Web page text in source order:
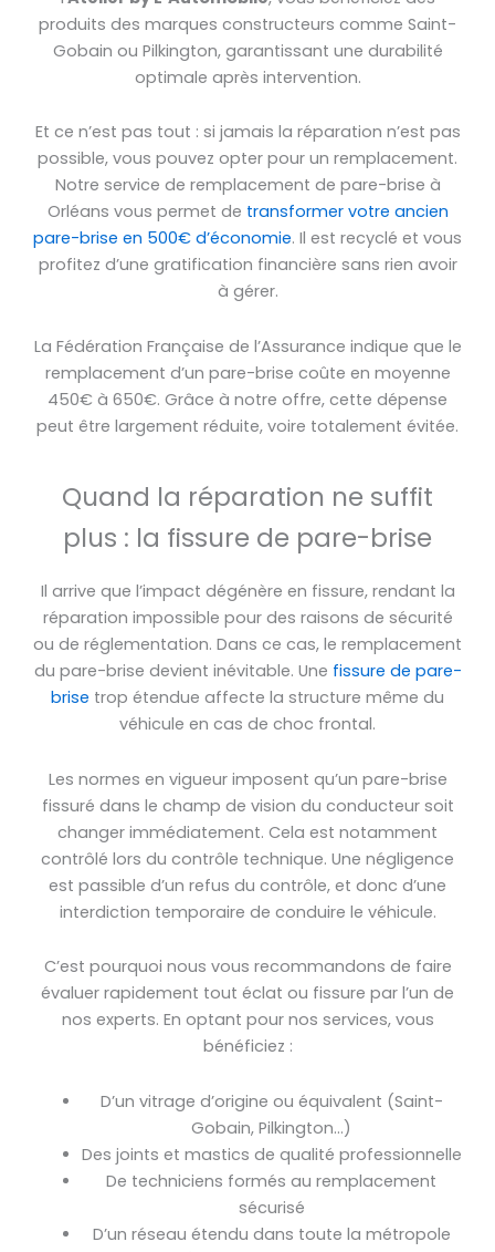
produits des marques constructeurs comme Saint-
Gobain ou Pilkington, garantissant une durabilité
optimale après intervention.
Et ce n’est pas tout : si jamais la réparation n’est pas
possible, vous pouvez opter pour un remplacement.
Notre service de remplacement de pare-brise à
Orléans vous permet de transformer votre ancien
pare-brise en 500€ d’économie. Il est recyclé et vous
profitez d’une gratification financière sans rien avoir
à gérer.
La Fédération Française de l’Assurance indique que le
remplacement d’un pare-brise coûte en moyenne
450€ à 650€. Grâce à notre offre, cette dépense
peut être largement réduite, voire totalement évitée.
Quand la réparation ne suffit
plus : la fissure de pare-brise
Il arrive que l’impact dégénère en fissure, rendant la
réparation impossible pour des raisons de sécurité
ou de réglementation. Dans ce cas, le remplacement
du pare-brise devient inévitable. Une fissure de pare-
brise trop étendue affecte la structure même du
véhicule en cas de choc frontal.
Les normes en vigueur imposent qu’un pare-brise
fissuré dans le champ de vision du conducteur soit
changer immédiatement. Cela est notamment
contrôlé lors du contrôle technique. Une négligence
est passible d’un refus du contrôle, et donc d’une
interdiction temporaire de conduire le véhicule.
C’est pourquoi nous vous recommandons de faire
évaluer rapidement tout éclat ou fissure par l’un de
nos experts. En optant pour nos services, vous
bénéficiez :
D’un vitrage d’origine ou équivalent (Saint-
Gobain, Pilkington…)
Des joints et mastics de qualité professionnelle
De techniciens formés au remplacement
sécurisé
D’un réseau étendu dans toute la métropole